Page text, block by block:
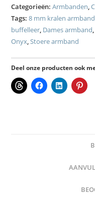
Categorieën:Armbanden,
Tags:8 mm kralen armband
buffelleer, Dames armband,
Onyx,Stoere armband
Deel onze producten ook